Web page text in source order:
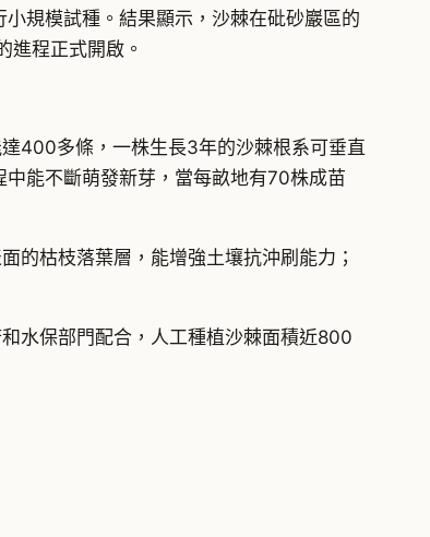
小規模試種。結果顯示，沙棘在砒砂巖區的
進程正式開啟。
400多條，一株生長3年的沙棘根系可垂直
能不斷萌發新芽，當每畝地有70株成苗
的枯枝落葉層，能增強土壤抗沖刷能力；
水保部門配合，人工種植沙棘面積近800